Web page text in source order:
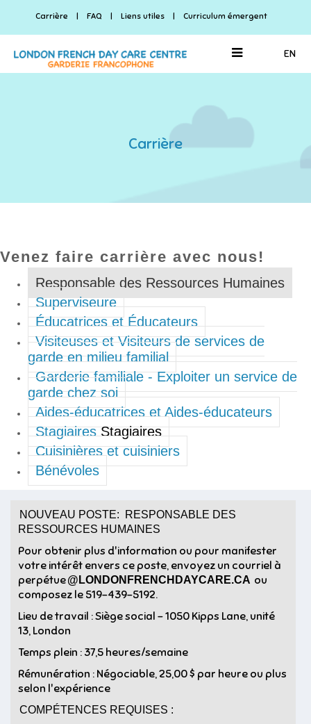
Carrière |FAQ |Liens utiles |Curriculum émergent
EN
Carrière
Venez faire carrière avec nous!
Responsable des Ressources Humaines
Superviseure
Éducatrices et Éducateurs
Visiteuses et Visiteurs de services de
garde en milieu familial
Garderie familiale - Exploiter un service de
garde chez soi
Aides-éducatrices et Aides-éducateurs
StagiairesStagiaires
Cuisinières et cuisiniers
Bénévoles
NOUVEAU POSTE: RESPONSABLE DES
RESSOURCES HUMAINES
Pour obtenir plus d'information ou pour manifester
votre intérêt envers ce poste, envoyez un courriel à
perpétue@LONDONFRENCHDAYCARE.CA ou
composez le 519-439-5192.
Lieu de travail : Siège social - 1050 Kipps Lane, unité
13, London
Temps plein : 37,5 heures/semaine
Rémunération : Négociable, 25,00 $ par heure ou plus
selon l'expérience
COMPÉTENCES REQUISES :